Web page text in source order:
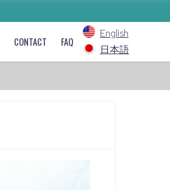
CONTACT FAQ
English
日本語